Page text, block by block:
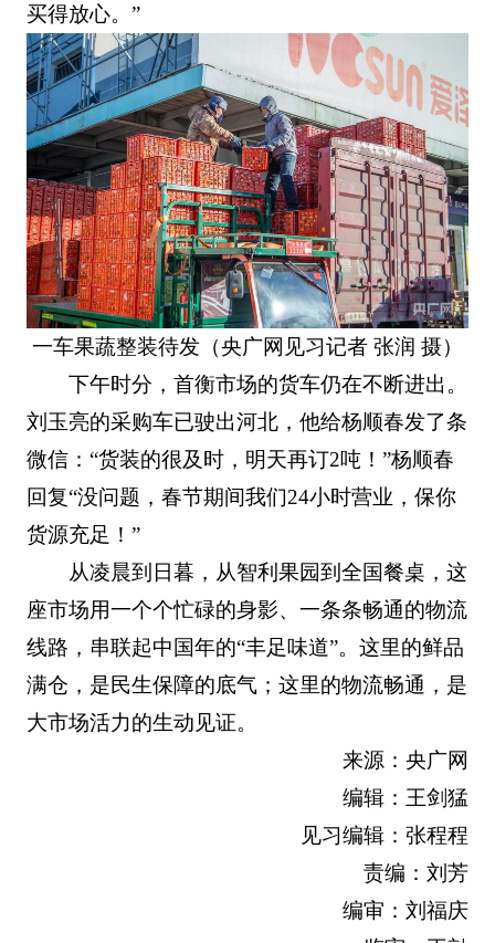
买得放心。”
一车果蔬整装待发（央广网见习记者 张润 摄）
下午时分，首衡市场的货车仍在不断进出。
刘玉亮的采购车已驶出河北，他给杨顺春发了条
微信：“货装的很及时，明天再订2吨！”杨顺春
回复“没问题，春节期间我们24小时营业，保你
货源充足！”
从凌晨到日暮，从智利果园到全国餐桌，这
座市场用一个个忙碌的身影、一条条畅通的物流
线路，串联起中国年的“丰足味道”。这里的鲜品
满仓，是民生保障的底气；这里的物流畅通，是
大市场活力的生动见证。
来源：央广网
编辑：王剑猛
见习编辑：张程程
责编：刘芳
编审：刘福庆